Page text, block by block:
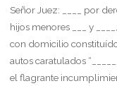
laboral
despido
Señor Juez: ____ por
hijos menores ___ y
con domicilio
autos caratulados
el flagrante